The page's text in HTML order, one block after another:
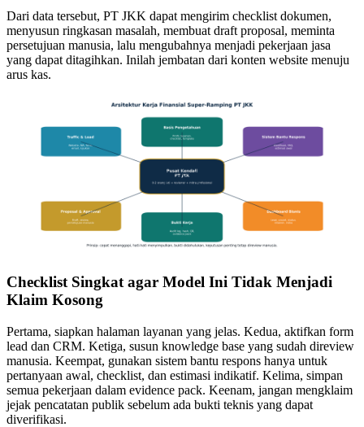
Dari data tersebut, PT JKK dapat mengirim checklist dokumen,
menyusun ringkasan masalah, membuat draft proposal, meminta
persetujuan manusia, lalu mengubahnya menjadi pekerjaan jasa
yang dapat ditagihkan. Inilah jembatan dari konten website menuju
arus kas.
Checklist Singkat agar Model Ini Tidak Menjadi
Klaim Kosong
Pertama, siapkan halaman layanan yang jelas. Kedua, aktifkan form
lead dan CRM. Ketiga, susun knowledge base yang sudah direview
manusia. Keempat, gunakan sistem bantu respons hanya untuk
pertanyaan awal, checklist, dan estimasi indikatif. Kelima, simpan
semua pekerjaan dalam evidence pack. Keenam, jangan mengklaim
jejak pencatatan publik sebelum ada bukti teknis yang dapat
diverifikasi.